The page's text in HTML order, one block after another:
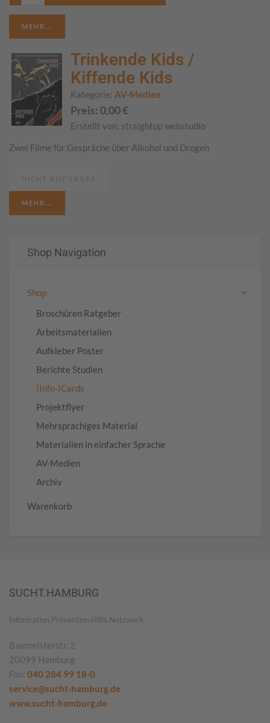
MEHR...
Trinkende Kids /
Kiffende Kids
Kategorie: AV-Medien
Preis: 0,00€
Erstellt von: straightup webstudio
Zwei Filme für Gespräche über Alkohol und Drogen
MEHR...
Shop Navigation
Shop
Broschüren Ratgeber
Arbeitsmaterialien
Aufkleber Poster
Berichte Studien
(Info-)Cards
Projektflyer
Mehrsprachiges Material
Materialien in einfacher Sprache
AV-Medien
Archiv
Warenkorb
SUCHT.HAMBURG
Information.Prävention.Hilfe.Netzwerk.
Baumeisterstr. 2
20099 Hamburg
Fon: 040 284 99 18-0
service@sucht-hamburg.de
www.sucht-hamburg.de